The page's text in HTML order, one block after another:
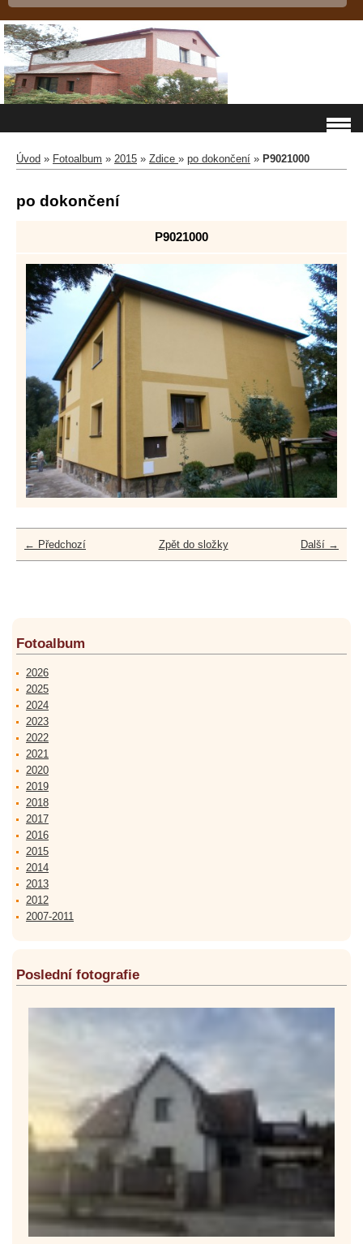
Úvod » Fotoalbum » 2015 » Zdice » po dokončení » P9021000
po dokončení
P9021000
← Předchozí Další →
Zpět do složky
Fotoalbum
2026
2025
2024
2023
2022
2021
2020
2019
2018
2017
2016
2015
2014
2013
2012
2007-2011
Poslední fotografie